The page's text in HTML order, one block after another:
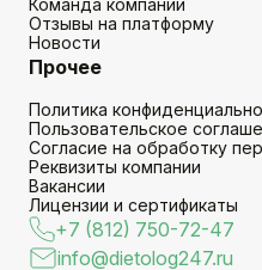
Отзывы на платформу
Новости
Прочее
Политика
Пользовательское
Согласие на обработку
Реквизиты компании
Вакансии
Лицензии и сертификаты
+7 (812) 750-72-47
info@dietolog247.ru